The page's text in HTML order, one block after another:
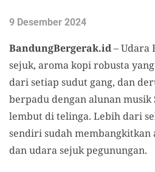
9 Desember 2024
BandungBergerak.id– Udara
sejuk, aroma kopi robusta
dari setiap sudut gang, dan
berpadu dengan alunan musik
lembut di telinga. Lebih dari
sendiri sudah membangkitkan
dan udara sejuk pegunungan.